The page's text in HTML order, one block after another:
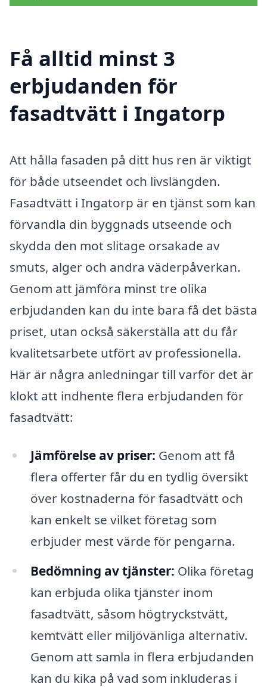
Få alltid minst 3
erbjudanden för
fasadtvätt i Ingatorp
Att hålla fasaden på ditt hus ren är viktigt
för både utseendet och livslängden.
Fasadtvätt i Ingatorp är en tjänst som kan
förvandla din byggnads utseende och
skydda den mot slitage orsakade av
smuts, alger och andra väderpåverkan.
Genom att jämföra minst tre olika
erbjudanden kan du inte bara få det bästa
priset, utan också säkerställa att du får
kvalitetsarbete utfört av professionella.
Här är några anledningar till varför det är
klokt att indhente flera erbjudanden för
fasadtvätt:
Jämförelse av priser: Genom att få
flera offerter får du en tydlig översikt
över kostnaderna för fasadtvätt och
kan enkelt se vilket företag som
erbjuder mest värde för pengarna.
Bedömning av tjänster: Olika företag
kan erbjuda olika tjänster inom
fasadtvätt, såsom högtryckstvätt,
kemtvätt eller miljövänliga alternativ.
Genom att samla in flera erbjudanden
kan du kika på vad som inkluderas i